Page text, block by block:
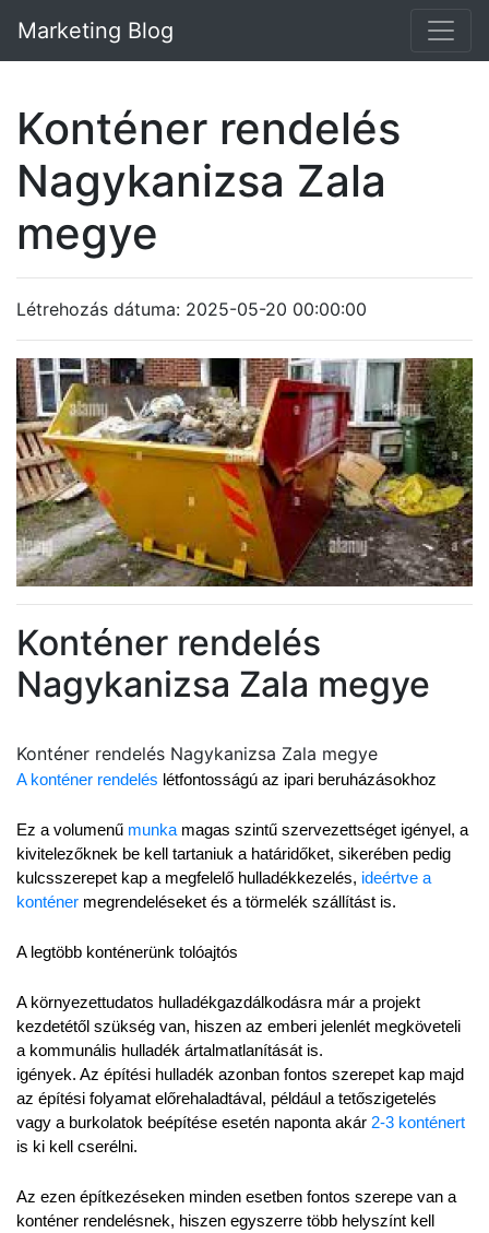
Marketing Blog
Konténer rendelés
Nagykanizsa Zala
megye
Létrehozás dátuma: 2025-05-20 00:00:00
Konténer rendelés
Nagykanizsa Zala megye
Konténer rendelés Nagykanizsa Zala megye
A konténer rendelés létfontosságú az ipari beruházásokhoz
Ez a volumenű munka magas szintű szervezettséget igényel, a
kivitelezőknek be kell tartaniuk a határidőket, sikerében pedig
kulcsszerepet kap a megfelelő hulladékkezelés, ideértve a
konténer megrendeléseket és a törmelék szállítást is.
A legtöbb konténerünk tolóajtós
A környezettudatos hulladékgazdálkodásra már a projekt
kezdetétől szükség van, hiszen az emberi jelenlét megköveteli
a kommunális hulladék ártalmatlanítását is.
igények. Az építési hulladék azonban fontos szerepet kap majd
az építési folyamat előrehaladtával, például a tetőszigetelés
vagy a burkolatok beépítése esetén naponta akár
is ki kell cserélni.
Az ezen építkezéseken minden esetben fontos szerepe van a
konténer rendelésnek, hiszen egyszerre több helyszínt kell